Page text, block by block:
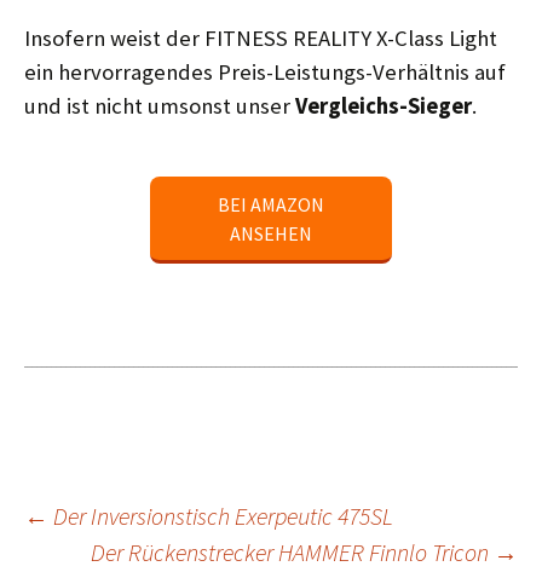
Insofern weist der FITNESS REALITY X-Class Light
ein hervorragendes Preis-Leistungs-Verhältnis auf
und ist nicht umsonst unserVergleichs-Sieger.
BEI AMAZON
ANSEHEN
Beitragsnavigation
← Der Inversionstisch Exerpeutic 475SL
Der Rückenstrecker HAMMER Finnlo Tricon →